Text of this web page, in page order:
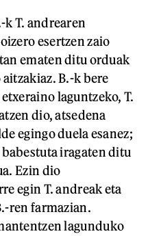
k T. andrearen
esertzen zaio
ematen ditu orduak
B.-k bere
laguntzeko, T.
dio, atsedena
egingo duela esanez;
iragaten ditu
Ezin dio
egin T. andreak eta
ren farmazian.
lagunduko